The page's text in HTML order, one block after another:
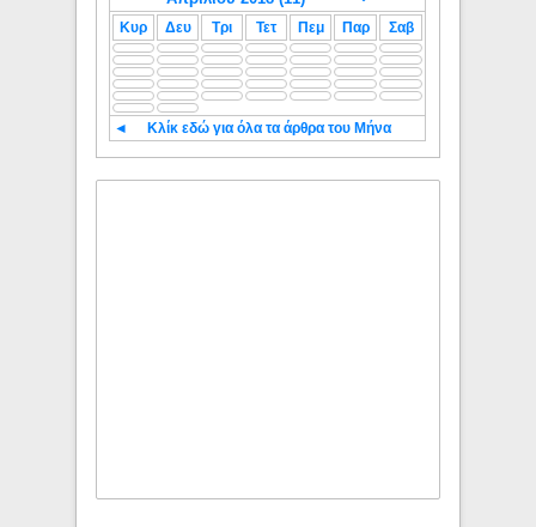
Κυρ Δευ Τρι Τετ Πεμ Παρ Σαβ
◄ Κλίκ εδώ για όλα τα άρθρα του Μήνα